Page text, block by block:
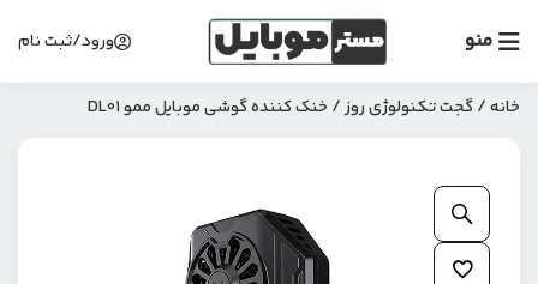
منو ورود/ثبت نام
خانه/گجت تکنولوژی روز/ خنک کننده گوشی موبایل ممو DL01
افزودن به علاقمندی ها